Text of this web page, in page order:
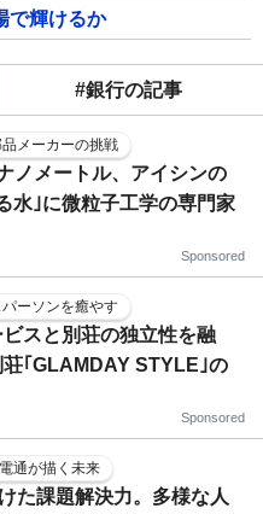
で輝けるか
#銀行の記事
メーカーの挑戦
ノメートル、アイシンの
水｣に微粒子工学の専門家
Sponsored
ーソンを癒やす
スと別荘の独立性を融
｢GLAMDAY STYLE｣の
Sponsored
通が描く未来
た課題解決力。多様な人